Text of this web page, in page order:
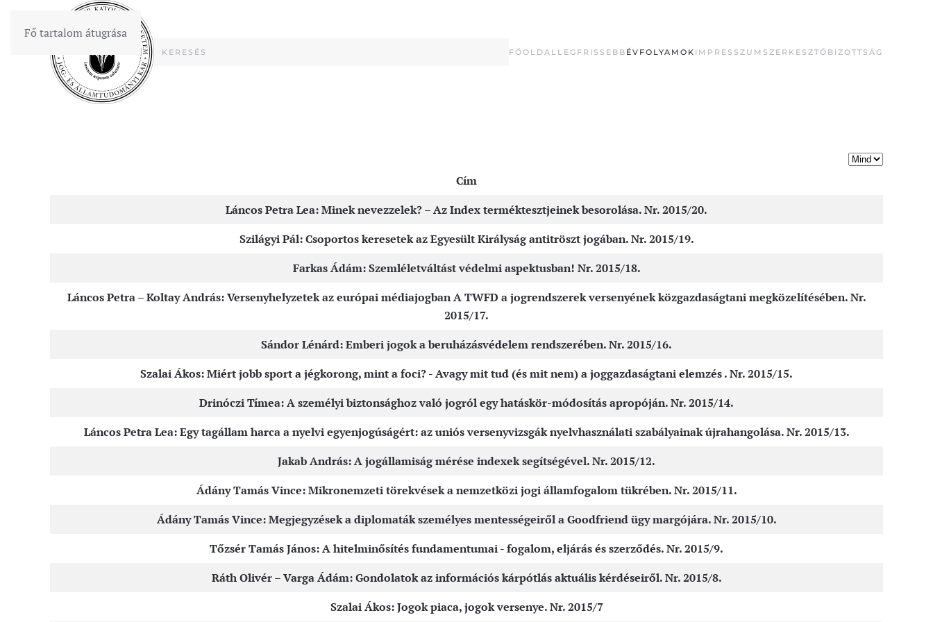
Fő tartalom átugrása
FŐOLDAL LEGFRISSEBB ÉVFOLYAMOK IMPRESSZUM SZERKESZTŐBIZOTTSÁG
Tételek #
Cím
Láncos Petra Lea: Minek nevezzelek? – Az Index terméktesztjeinek besorolása. Nr. 2015/20.
Szilágyi Pál: Csoportos keresetek az Egyesült Királyság antitröszt jogában. Nr. 2015/19.
Farkas Ádám: Szemléletváltást védelmi aspektusban! Nr. 2015/18.
Láncos Petra – Koltay András: Versenyhelyzetek az európai médiajogban A TWFD a jogrendszerek versenyének közgazdaságtani megközelítésében. Nr.
2015/17.
Sándor Lénárd: Emberi jogok a beruházásvédelem rendszerében. Nr. 2015/16.
Szalai Ákos: Miért jobb sport a jégkorong, mint a foci? - Avagy mit tud (és mit nem) a joggazdaságtani elemzés . Nr. 2015/15.
Drinóczi Tímea: A személyi biztonsághoz való jogról egy hatáskör-módosítás apropóján. Nr. 2015/14.
Láncos Petra Lea: Egy tagállam harca a nyelvi egyenjogúságért: az uniós versenyvizsgák nyelvhasználati szabályainak újrahangolása. Nr. 2015/13.
Jakab András: A jogállamiság mérése indexek segítségével. Nr. 2015/12.
Ádány Tamás Vince: Mikronemzeti törekvések a nemzetközi jogi államfogalom tükrében. Nr. 2015/11.
Ádány Tamás Vince: Megjegyzések a diplomaták személyes mentességeiről a Goodfriend ügy margójára. Nr. 2015/10.
Tőzsér Tamás János: A hitelminősítés fundamentumai - fogalom, eljárás és szerződés. Nr. 2015/9.
Ráth Olivér – Varga Ádám: Gondolatok az információs kárpótlás aktuális kérdéseiről. Nr. 2015/8.
Szalai Ákos: Jogok piaca, jogok versenye. Nr. 2015/7